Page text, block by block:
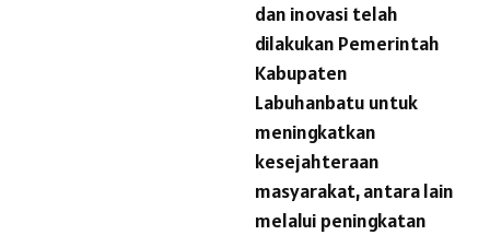
dan inovasi telah
dilakukan Pemerintah
Kabupaten
Labuhanbatu untuk
meningkatkan
kesejahteraan
masyarakat, antara lain
melalui peningkatan